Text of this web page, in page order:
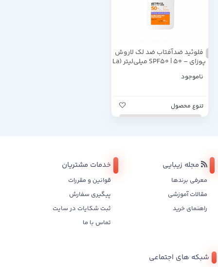
فلوئید ضدآفتاب ضد لک لاروش
پوزای – SPF50 | ۵۰ میلی‌لیتر (La
400 Anti-Dark Spots Fluid
ناموجود
تنوع محصول
مجله زیبایی
معرفی برندها
مقالات آموزشی
راهنمای خرید
خدمات مشتریان
قوانین و مقررات
پیگیری سفارش
ثبت شکایات در سایت
تماس با ما
شبکه های اجتماعی